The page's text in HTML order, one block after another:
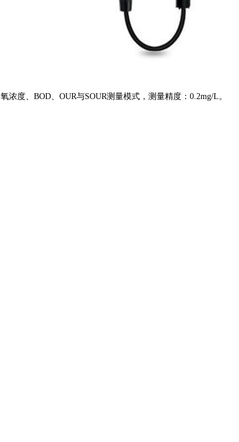
浓度、 BOD、OUR与SOUR测量模式，测量精度：0.2mg/L。